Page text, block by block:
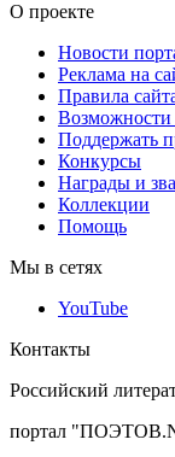
О проекте
Новости
Реклама на
Правила
Возможности
Поддержать
Конкурсы
Награды и
Коллекции
Помощь
Мы в сетях
YouTube
Контакты
Российский
портал